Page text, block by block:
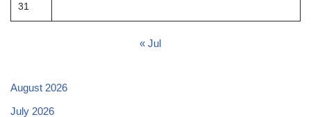
31
« Jul
August 2026
July 2026